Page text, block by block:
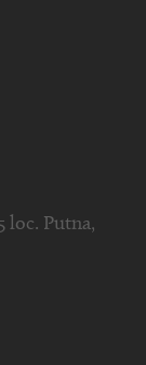
loc. Putna,